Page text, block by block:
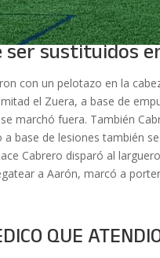
sustituidos
con un pelotazo en la
el Zuera, a base de
marchó fuera. También
base de lesiones también
Cabrero disparó al
a Aarón, marcó a
QUE